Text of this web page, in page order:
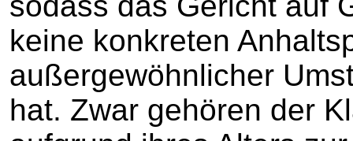
keine konkreten
außergewöhnlicher
hat. Zwar gehören der